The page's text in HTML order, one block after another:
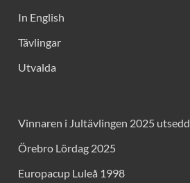
In English
Tävlingar
Utvalda
Vinnaren i Jultävlingen 2025 utsedd
Örebro Lördag 2025
Europacup Luleå 1998